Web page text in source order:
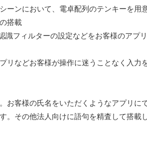
ンにおいて、電卓配列のテンキーを用
搭載
フィルターの設定などをお客様のアプ
リなどお客様が操作に迷うことなく入力
お客様の氏名をいただくようなアプリに
その他法人向けに語句を精査して搭載